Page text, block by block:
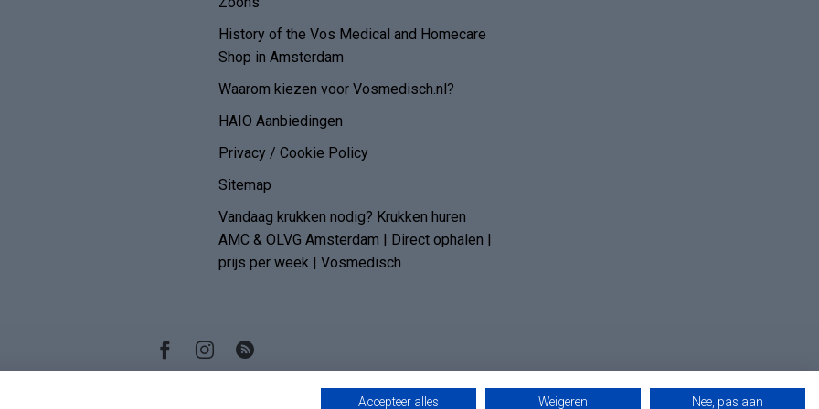
History of the Vos Medical and Homecare
Shop in Amsterdam
Waarom kiezen voor Vosmedisch.nl?
HAIO Aanbiedingen
Privacy / Cookie Policy
Sitemap
Vandaag krukken nodig? Krukken huren
AMC & OLVG Amsterdam | Direct ophalen |
prijs per week | Vosmedisch
Accepteer alles Weigeren Nee, pas aan